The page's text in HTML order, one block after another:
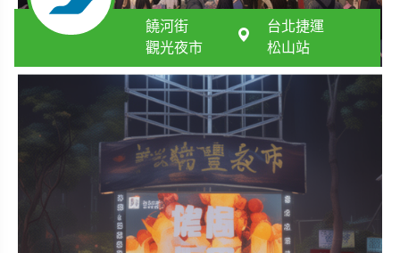
饒河街
觀光夜市
台北捷運
松山站